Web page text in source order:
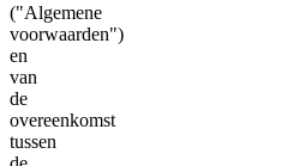
("Algemene
voorwaarden")
en
van
de
overeenkomst
tussen